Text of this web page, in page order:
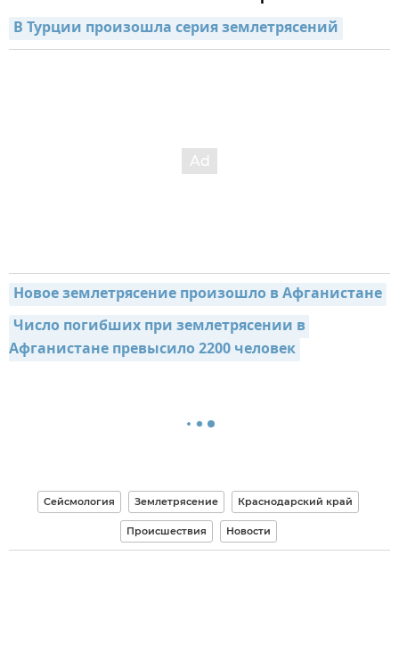
В Турции произошла серия землетрясений
Новое землетрясение произошло в Афганистане
Число погибших при землетрясении в
Афганистане превысило 2200 человек
Сейсмология Землетрясение Краснодарский край
Происшествия Новости